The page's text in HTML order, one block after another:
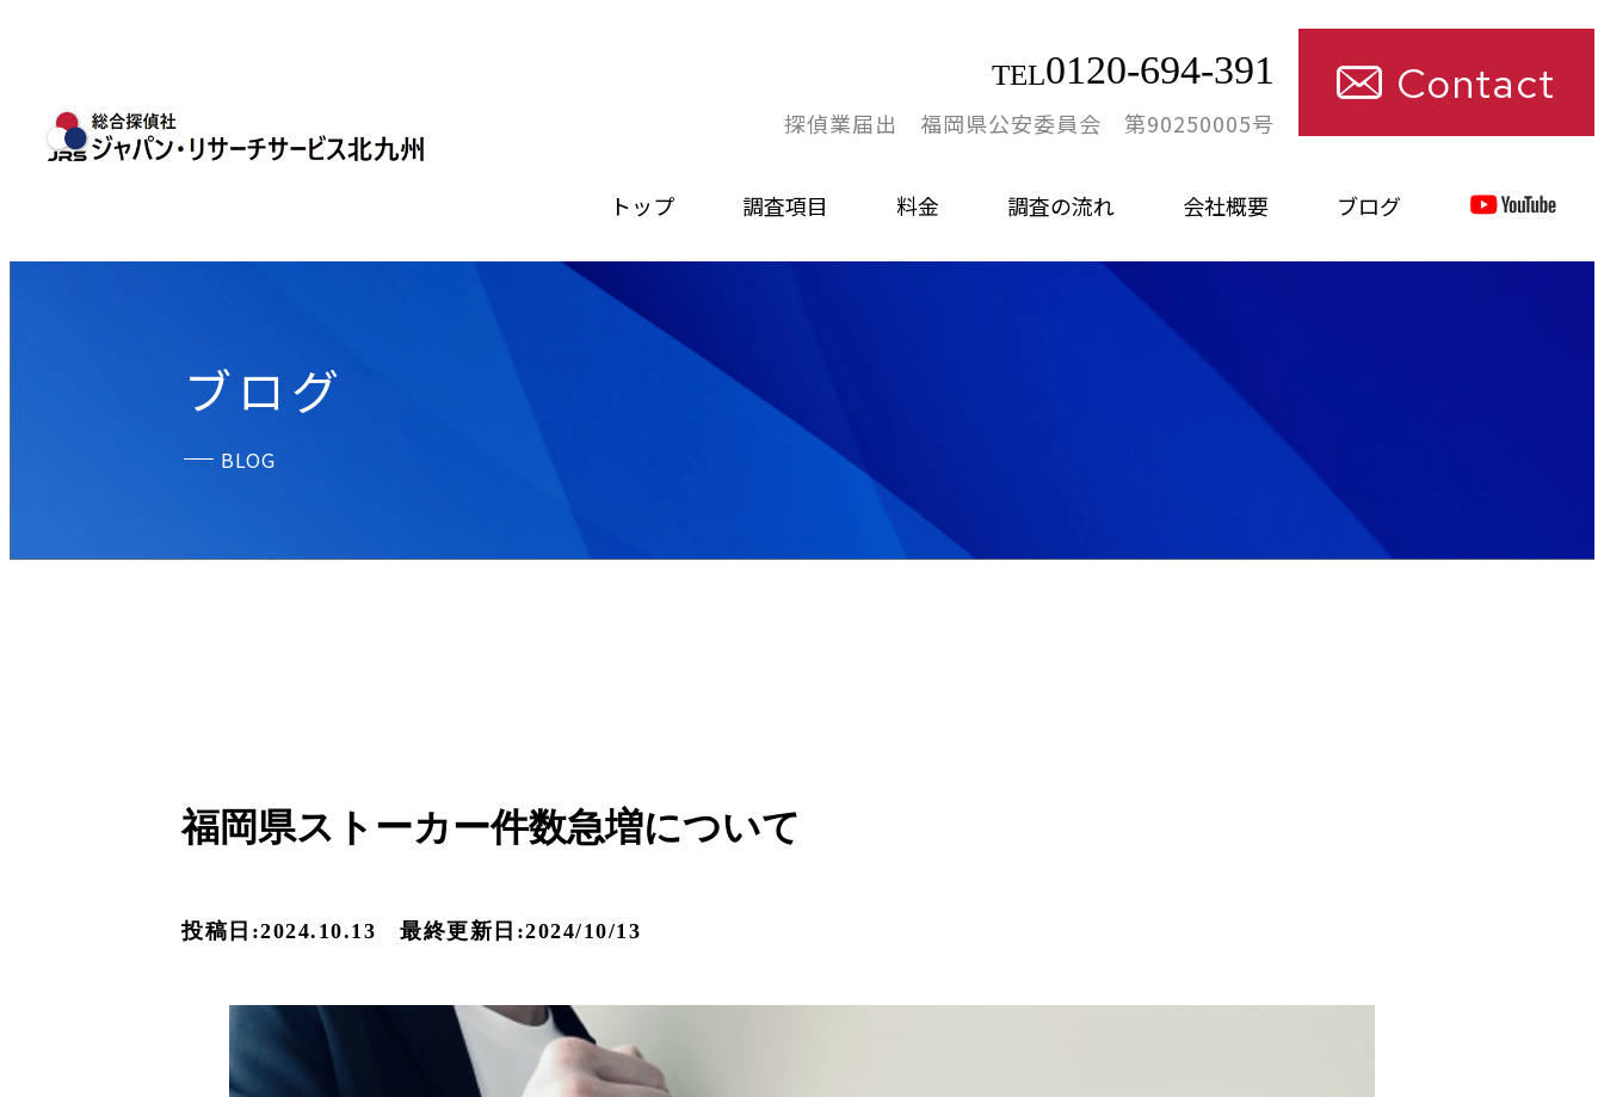
TEL0120-694-391
探偵業届出 福岡県公安委員会 第90250005号
Contact
トップ 調査項目 料金 調査の流れ 会社概要 ブログ
ブログ
BLOG
福岡県ストーカー件数急増について
投稿日:2024.10.13 最終更新日:2024/10/13